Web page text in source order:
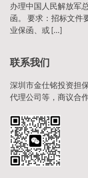
办理中国人民解放军
函。 要求：招标文件
业保函、或 […]
联系我们
深圳市金仕铭投资担
代理公司等，商议合